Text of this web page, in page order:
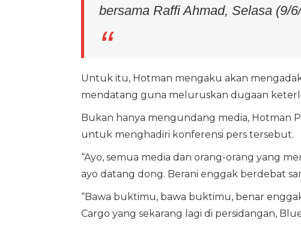
bersama Raffi Ahmad, Selasa (9/
Untuk itu, Hotman mengaku akan
mendatang guna meluruskan dugaan
Bukan hanya mengundang media, Hotman
untuk menghadiri konferensi pers tersebut.
“Ayo, semua media dan orang-orang yang
ayo datang dong. Berani enggak berdebat
“Bawa buktimu, bawa buktimu, benar
Cargo yang sekarang lagi di persidangan,